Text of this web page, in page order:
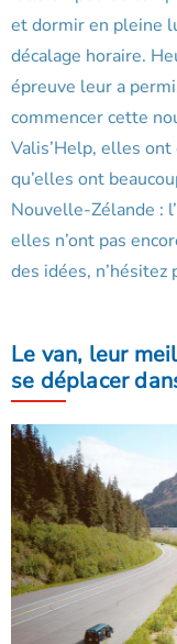
et dormir en pleine
décalage horaire.
épreuve leur a
commencer cette
Valis’Help, elles
qu’elles ont
Nouvelle-Zélande :
elles n’ont pas
des idées, n’hésitez
Le van, leur
se déplacer